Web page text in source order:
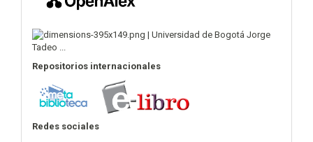
Repositorios internacionales
Redes sociales